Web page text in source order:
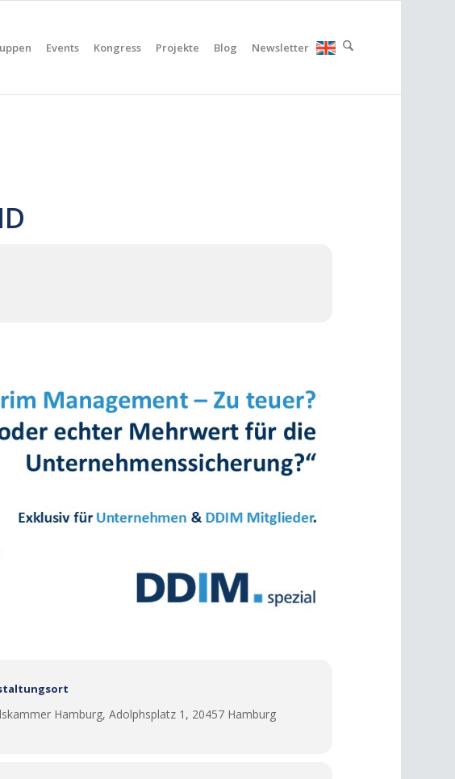
Events Kongress Projekte Blog Newsletter
Hamburg, Adolphsplatz 1, 20457 Hamburg